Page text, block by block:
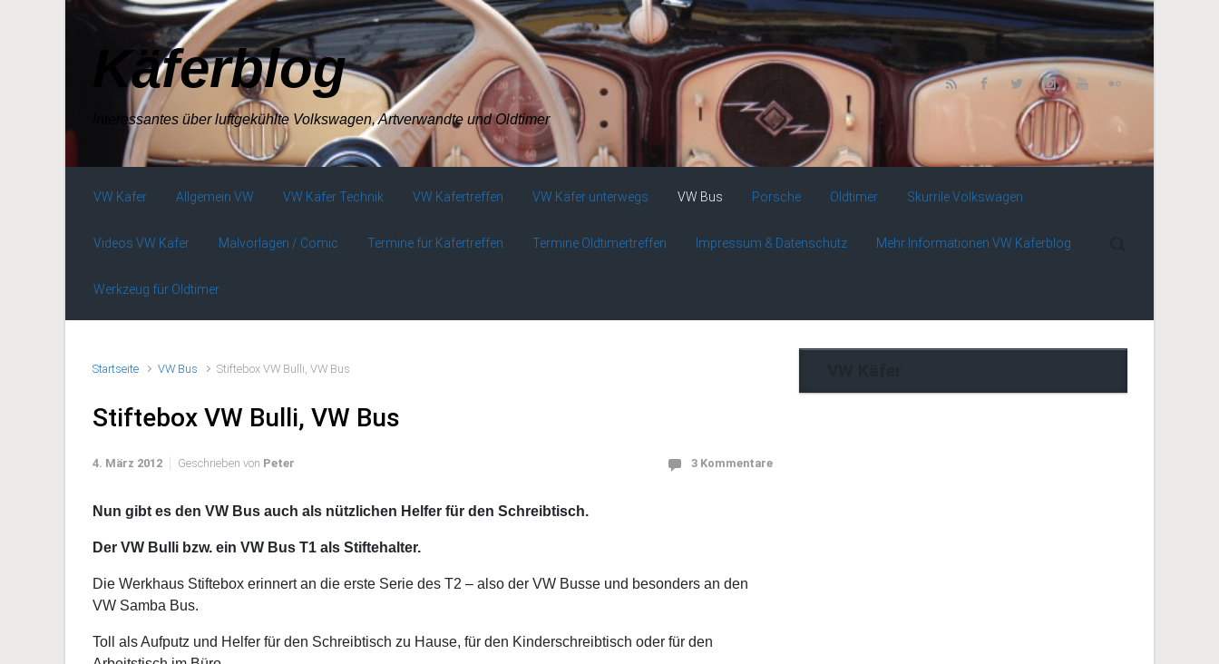
Zum Hauptinhalt springen
Käferblog
Interessantes über luftgekühlte Volkswagen, Artverwandte und Oldtimer
VW Käfer Allgemein VW VW Käfer Technik VW Käfertreffen VW Käfer unterwegs VW Bus Porsche Oldtimer Skurrile Volkswagen
Videos VW Käfer Malvorlagen / Comic Termine für Käfertreffen Termine Oldtimertreffen Impressum & Datenschutz Mehr Informationen VW Käferblog
Werkzeug für Oldtimer
Startseite VW Bus Stiftebox VW Bulli, VW Bus
Stiftebox VW Bulli, VW Bus
4. März 2012 Geschrieben von Peter 3 Kommentare
Nun gibt es den VW Bus auch als nützlichen Helfer für den Schreibtisch.
Der VW Bulli bzw. ein VW Bus T1 als Stiftehalter.
Die Werkhaus Stiftebox erinnert an die erste Serie des T2 – also der VW Busse und besonders an den
VW Samba Bus.
Toll als Aufputz und Helfer für den Schreibtisch zu Hause, für den Kinderschreibtisch oder für den